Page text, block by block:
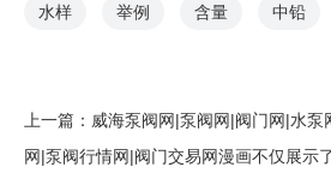
水样 举例 含量 中铅
上一篇： 威海泵阀网|泵阀网|阀门网|水
网|泵阀行情网|阀门交易网漫画不仅展示